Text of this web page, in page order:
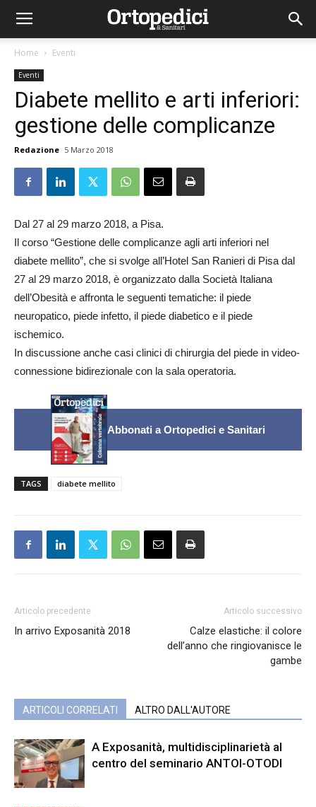
Home Eventi
Eventi
Diabete mellito e arti inferiori:
gestione delle complicanze
Redazione 5 Marzo 2018
Dal 27 al 29 marzo 2018, a Pisa.
Il corso “Gestione delle complicanze agli arti inferiori nel
diabete mellito”, che si svolge all’Hotel San Ranieri di Pisa dal
27 al 29 marzo 2018, è organizzato dalla Società Italiana
dell’Obesità e affronta le seguenti tematiche: il piede
neuropatico, piede infetto, il piede diabetico e il piede
ischemico.
In discussione anche casi clinici di chirurgia del piede in video-
connessione bidirezionale con la sala operatoria.
Abbonati a Ortopedici e Sanitari
TAGS diabete mellito
Articolo precedente
In arrivo Exposanità 2018
Articolo successivo
Calze elastiche: il colore
dell’anno che ringiovanisce le
gambe
ARTICOLI CORRELATI ALTRO DALL'AUTORE
A Exposanità, multidisciplinarietà al
centro del seminario ANTOI-OTODI